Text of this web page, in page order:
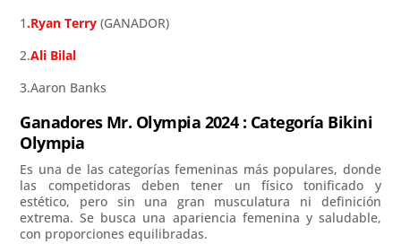
1.Ryan Terry(GANADOR)
2.Ali Bilal
3.Aaron Banks
Ganadores Mr. Olympia 2024 : Categoría Bikini
Olympia
Es una de las categorías femeninas más populares, donde
las competidoras deben tener un físico tonificado y
estético, pero sin una gran musculatura ni definición
extrema. Se busca una apariencia femenina y saludable,
con proporciones equilibradas.